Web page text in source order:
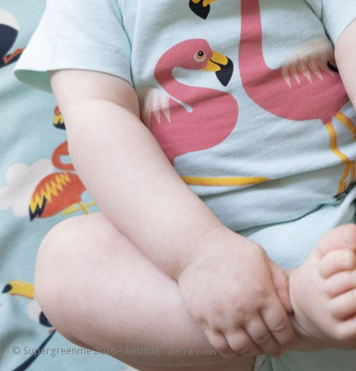
© Supergreenme 2026 - website :bien à vous